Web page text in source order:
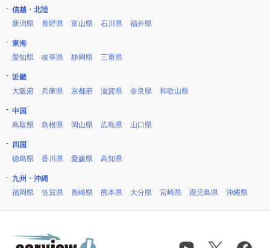
信越・北陸
新潟県
長野県 富山県 石川県 福井県
東海
愛知県
岐阜県 静岡県 三重県
近畿
大阪府
兵庫県 京都府 滋賀県 奈良県 和歌山県
中国
鳥取県
島根県 岡山県 広島県 山口県
四国
徳島県
香川県 愛媛県 高知県
九州・沖縄
福岡県
佐賀県 長崎県 熊本県 大分県 宮崎県 鹿児島県 沖縄県